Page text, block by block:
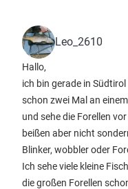
Leo_2610
Hallo,
ich bin gerade in
schon zwei Mal an
und sehe die Forellen
beißen aber nicht
Blinker, wobbler oder
Ich sehe viele kleine
die großen Forellen